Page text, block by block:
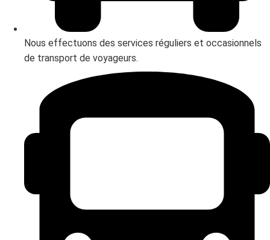
Nous effectuons des services réguliers et occasionnels
de transport de voyageurs.